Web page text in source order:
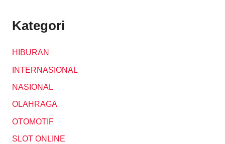
Kategori
HIBURAN
INTERNASIONAL
NASIONAL
OLAHRAGA
OTOMOTIF
SLOT ONLINE